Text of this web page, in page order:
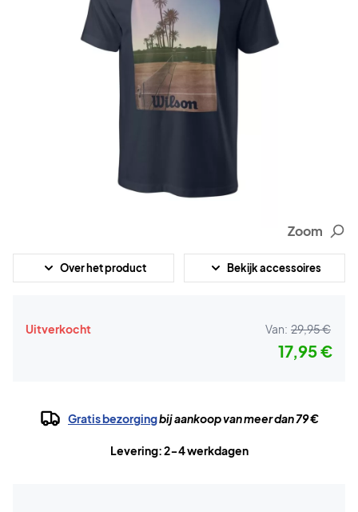
Zoom
Over het product Bekijk accessoires
Uitverkocht Van: 29,95 €
17,95 €
Gratis bezorgingbij aankoop van meer dan 79 €
Levering: 2-4 werkdagen